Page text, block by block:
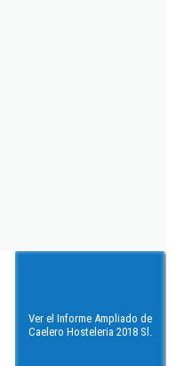
Ver el Informe Ampliado de
Caelero Hosteleria 2018 Sl.